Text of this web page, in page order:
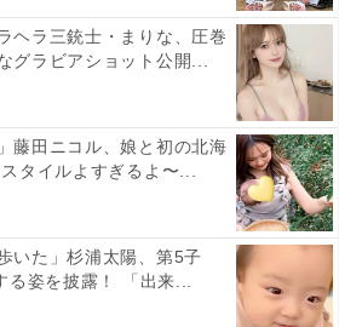
ヘラ三銃士・まりな、圧巻
グラビアショット公開...
藤田ニコル、娘と初の北海
タイルよすぎるよ〜...
いた」杉浦太陽、第5子
る姿を披露！ 「出来...